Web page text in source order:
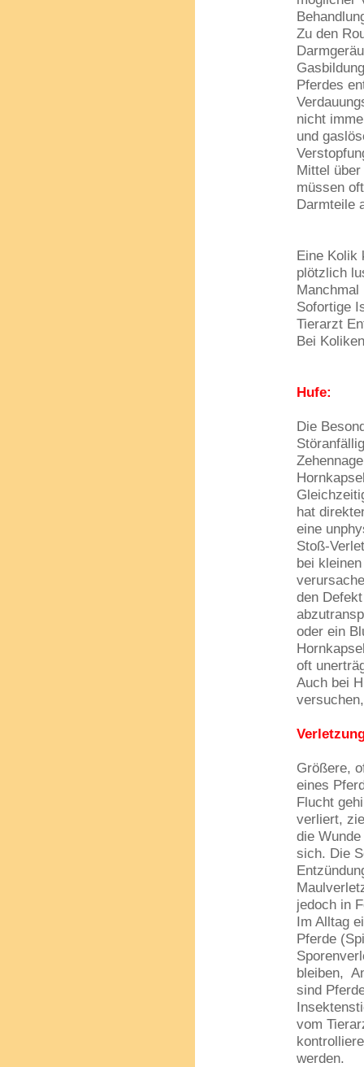
Zu den
Pferdes
nicht
und
Mittel
müssen
Darmteile
Eine Kolik
plötzlich
Sofortige
Tierarzt
Bei
Hufe:
Die
hat
eine
Stoß-
bei
den
oder ein
oft
Auch bei
Größere,
eines
Flucht
verliert,
die
sich. Die
jedoch in
Im Alltag
Pferde
bleiben,
sind
vom
werden.